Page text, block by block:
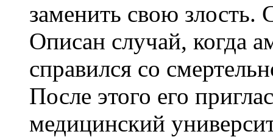
заменить свою
Описан случай, когда
справился со
После этого его
медицинский